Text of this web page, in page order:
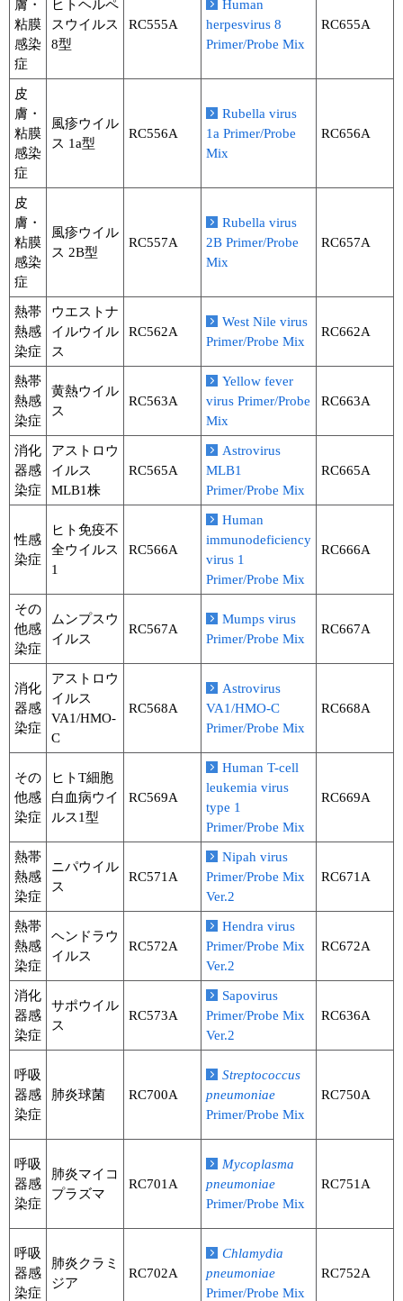
膚・
粘膜
感染
症
ヒトヘルペ
スウイルス
8型
RC555A
Human
herpesvirus 8
Primer/Probe Mix
RC655A
皮
膚・
粘膜
感染
症
風疹ウイル
ス 1a型
RC556A
Rubella virus
1a Primer/Probe
Mix
RC656A
皮
膚・
粘膜
感染
症
風疹ウイル
ス 2B型
RC557A
Rubella virus
2B Primer/Probe
Mix
RC657A
熱帯
熱感
染症
ウエストナ
イルウイル
ス
RC562A
West Nile virus
Primer/Probe Mix
RC662A
熱帯
熱感
染症
黄熱ウイル
ス
RC563A
Yellow fever
virus Primer/Probe
Mix
RC663A
消化
器感
染症
アストロウ
イルス
MLB1株
RC565A
Astrovirus
MLB1
Primer/Probe Mix
RC665A
性感
染症
ヒト免疫不
全ウイルス
1
RC566A
Human
immunodeficiency
virus 1
Primer/Probe Mix
RC666A
その
他感
染症
ムンプスウ
イルス
RC567A
Mumps virus
Primer/Probe Mix
RC667A
消化
器感
染症
アストロウ
イルス
VA1/HMO-
C
RC568A
Astrovirus
VA1/HMO-C
Primer/Probe Mix
RC668A
その
他感
染症
ヒトT細胞
白血病ウイ
ルス1型
RC569A
Human T-cell
leukemia virus
type 1
Primer/Probe Mix
RC669A
熱帯
熱感
染症
ニパウイル
ス
RC571A
Nipah virus
Primer/Probe Mix
Ver.2
RC671A
熱帯
熱感
染症
ヘンドラウ
イルス
RC572A
Hendra virus
Primer/Probe Mix
Ver.2
RC672A
消化
器感
染症
サポウイル
ス
RC573A
Sapovirus
Primer/Probe Mix
Ver.2
RC636A
呼吸
器感
染症
肺炎球菌 RC700A
Streptococcus
pneumoniae
Primer/Probe Mix
RC750A
呼吸
器感
染症
肺炎マイコ
プラズマ
RC701A
Mycoplasma
pneumoniae
Primer/Probe Mix
RC751A
呼吸
器感
染症
肺炎クラミ
ジア
RC702A
Chlamydia
pneumoniae
Primer/Probe Mix
RC752A